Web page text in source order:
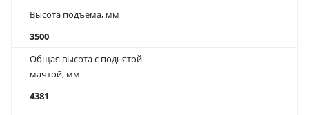
Высота подъема, мм
3500
Общая высота с поднятой
мачтой, мм
4381